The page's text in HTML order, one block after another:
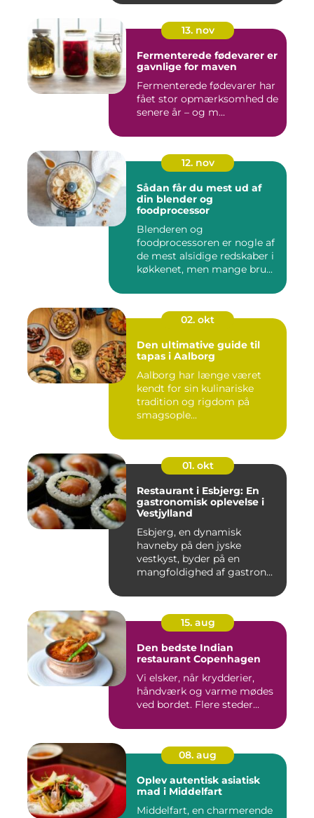
13. nov
Fermenterede fødevarer er
gavnlige for maven
Fermenterede fødevarer har
fået stor opmærksomhed de
senere år – og m...
12. nov
Sådan får du mest ud af
din blender og
foodprocessor
Blenderen og
foodprocessoren er nogle af
de mest alsidige redskaber i
køkkenet, men mange bru...
02. okt
Den ultimative guide til
tapas i Aalborg
Aalborg har længe været
kendt for sin kulinariske
tradition og rigdom på
smagsople...
01. okt
Restaurant i Esbjerg: En
gastronomisk oplevelse i
Vestjylland
Esbjerg, en dynamisk
havneby på den jyske
vestkyst, byder på en
mangfoldighed af gastron...
15. aug
Den bedste Indian
restaurant Copenhagen
Vi elsker, når krydderier,
håndværk og varme mødes
ved bordet. Flere steder...
08. aug
Oplev autentisk asiatisk
mad i Middelfart
Middelfart, en charmerende